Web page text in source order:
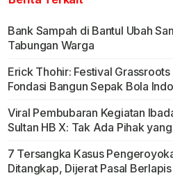
Bank Sampah di Bantul Ubah
Tabungan Warga
Erick Thohir: Festival
Fondasi Bangun Sepak Bola
Viral Pembubaran Kegiatan
Sultan HB X: Tak Ada Pihak
7 Tersangka Kasus
Ditangkap, Dijerat Pasal